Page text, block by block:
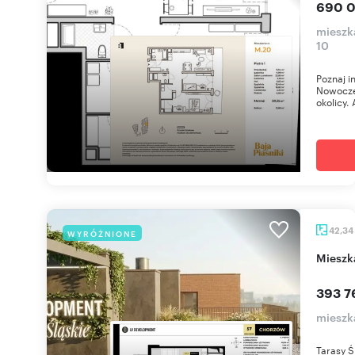
690
10
Poznaj
okolicy.
WYRÓŻNIONE 42,34
393
Tarasy